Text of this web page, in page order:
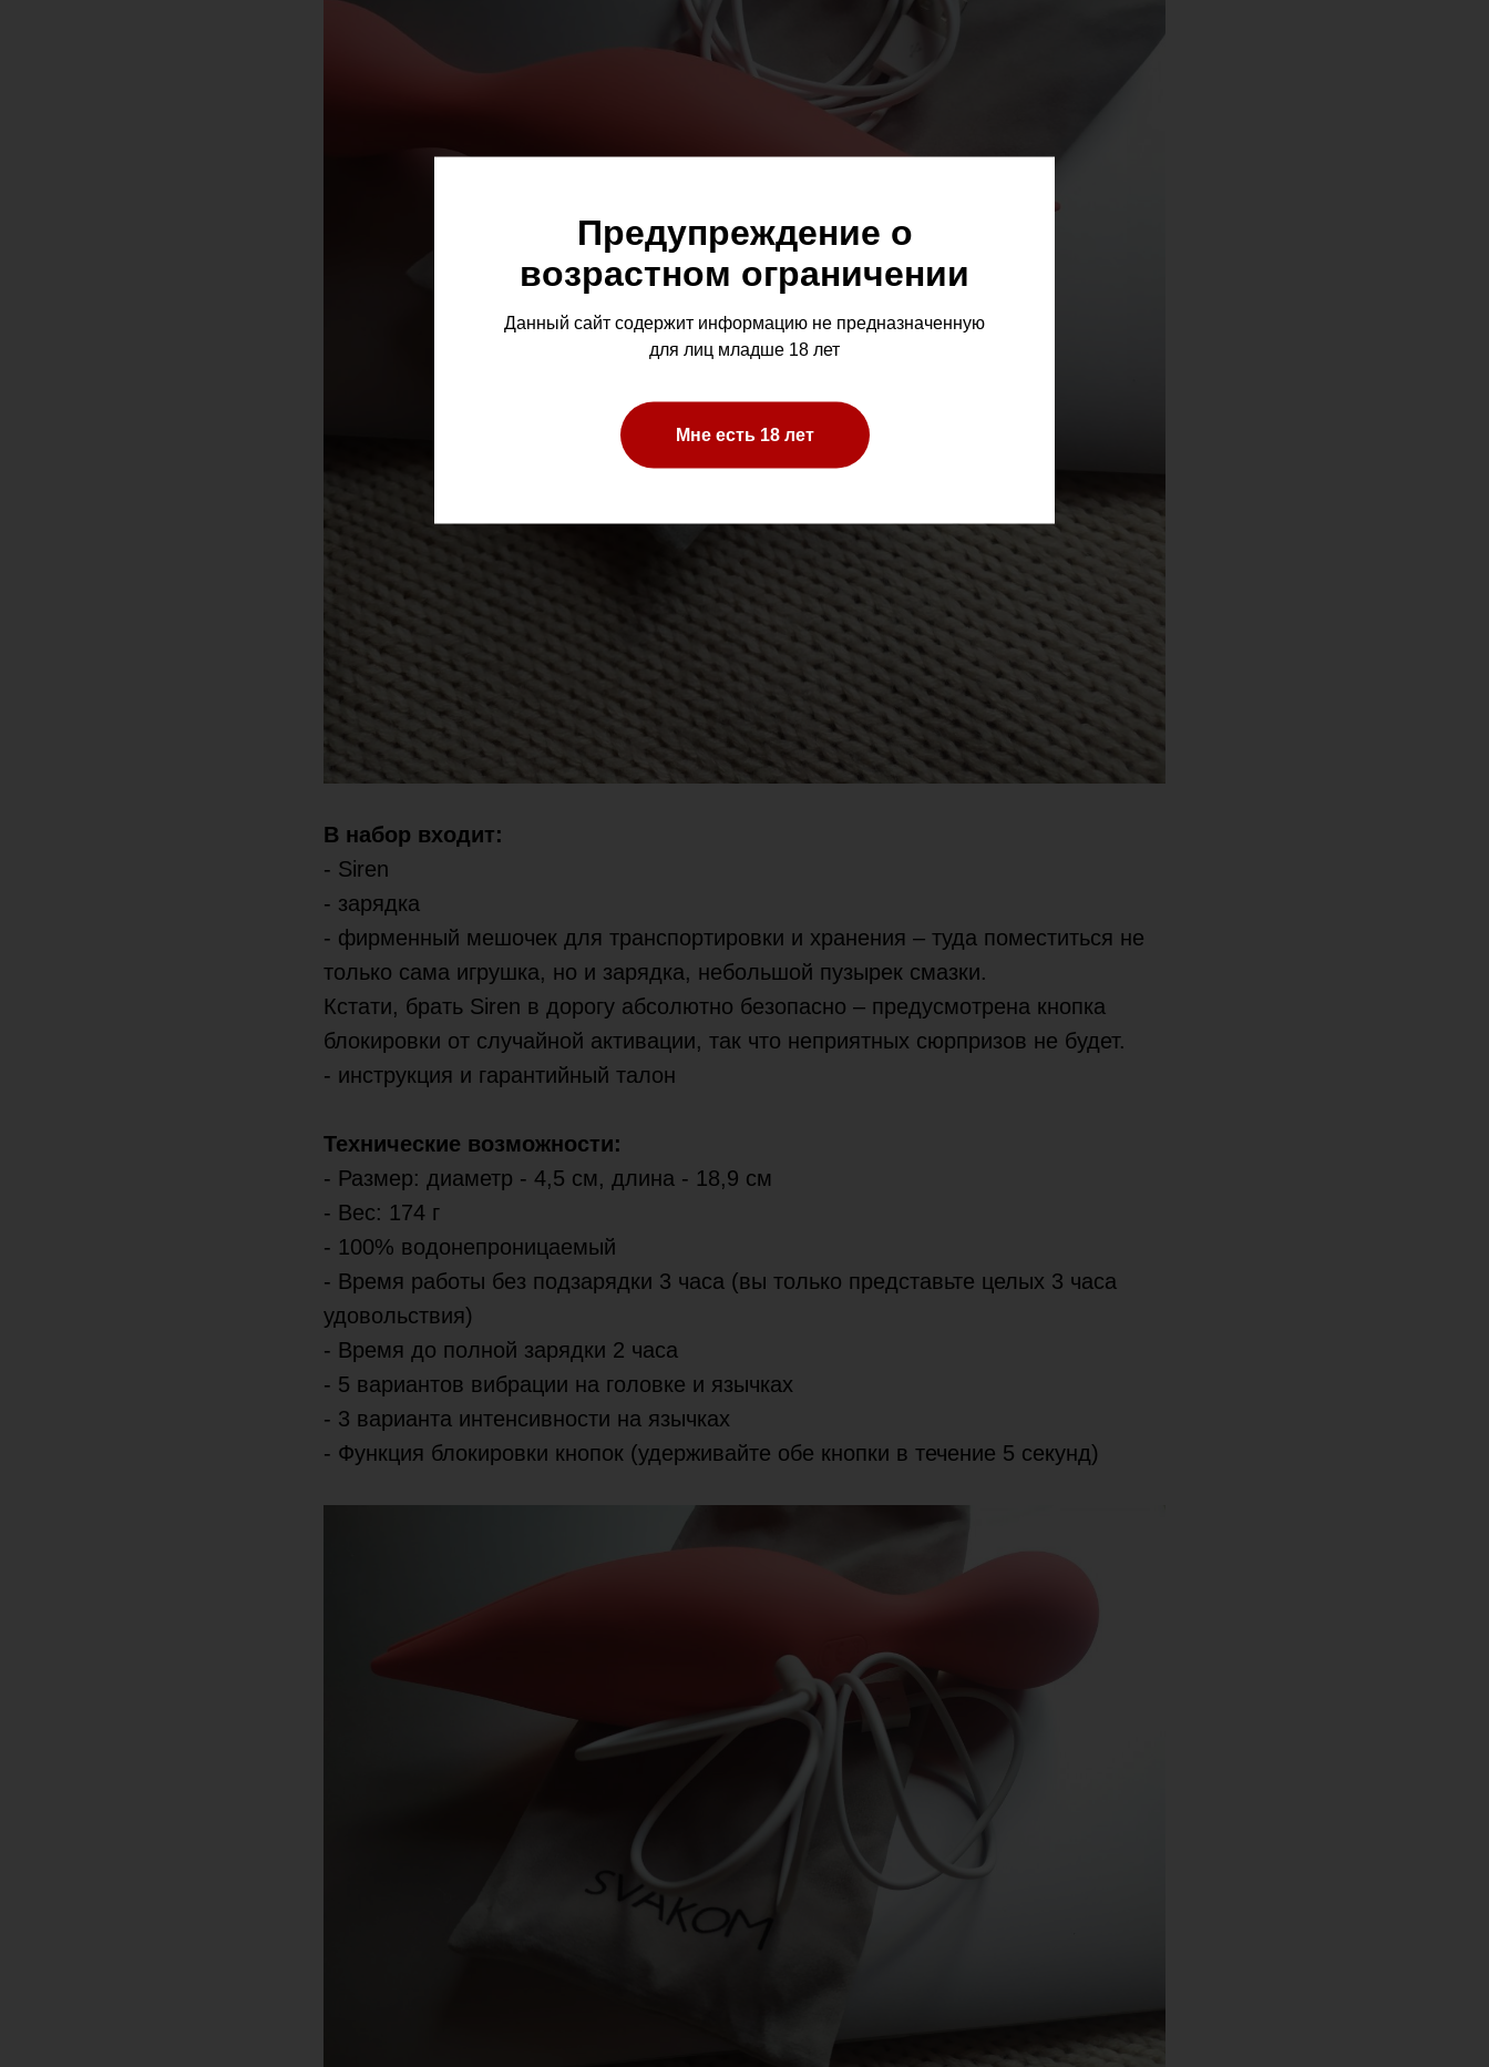
Предупреждение о
возрастном ограничении
Данный сайт содержит информацию не предназначенную
для лиц младше 18 лет
Мне есть 18 лет
В набор входит:
- Siren
- зарядка
- фирменный мешочек для транспортировки и хранения – туда поместиться не
только сама игрушка, но и зарядка, небольшой пузырек смазки.
Кстати, брать Siren в дорогу абсолютно безопасно – предусмотрена кнопка
блокировки от случайной активации, так что неприятных сюрпризов не будет.
- инструкция и гарантийный талон
Технические возможности:
- Размер: диаметр - 4,5 см, длина - 18,9 см
- Вес: 174 г
- 100% водонепроницаемый
- Время работы без подзарядки 3 часа (вы только представьте целых 3 часа
удовольствия)
- Время до полной зарядки 2 часа
- 5 вариантов вибрации на головке и язычках
- 3 варианта интенсивности на язычках
- Функция блокировки кнопок (удерживайте обе кнопки в течение 5 секунд)